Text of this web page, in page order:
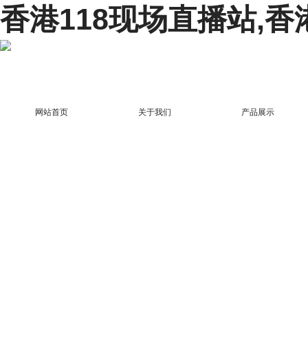
香港118现场直播站,香
网站首页 关于我们 产品展示